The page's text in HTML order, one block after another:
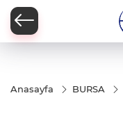
Anasayfa BURSA